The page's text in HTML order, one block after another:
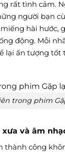
rất tình cảm.
người bạn
hài hước,
động. Mỗi
lại ấn tượng tốt
trong phim
xưa và âm
thành công